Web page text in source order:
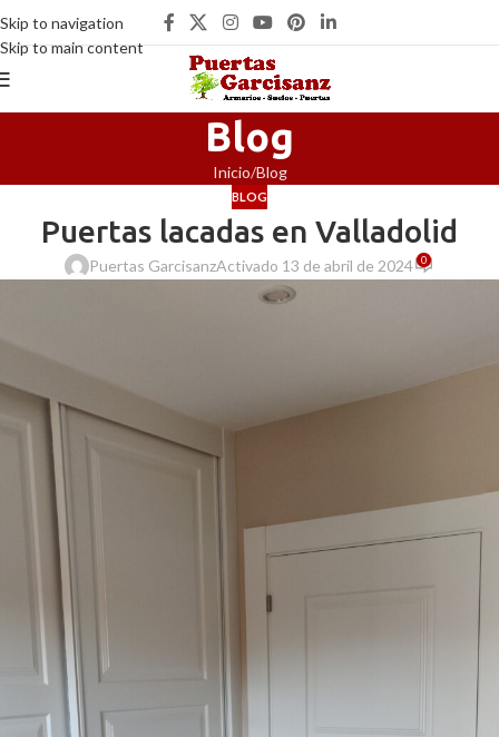
Skip to navigation
Skip to main content
Blog
Inicio Blog
BLOG
Puertas lacadas en Valladolid
Puertas GarcisanzActivado 13 de abril de 2024 0